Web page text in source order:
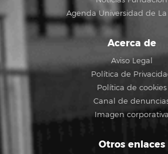
Agenda Universidad de
Acerca de
Aviso Legal
Política de
Política de cookies
Canal de
Imagen corporativa
Otros enlaces